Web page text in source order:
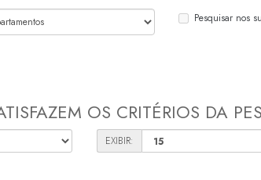
Pesquisar nos
OS CRITÉRIOS DA
EXIBIR: